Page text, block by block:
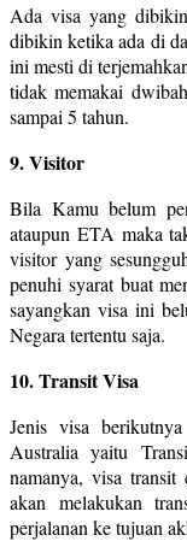
Ada visa yang
dibikin ketika ada di
ini mesti di
tidak memakai
sampai 5 tahun.
9. Visitor
Bila Kamu belum
ataupun ETA maka
visitor yang
penuhi syarat buat
sayangkan visa ini
Negara tertentu saja.
10. Transit Visa
Jenis visa
Australia yaitu
namanya, visa transit
akan melakukan
perjalanan ke tujuan